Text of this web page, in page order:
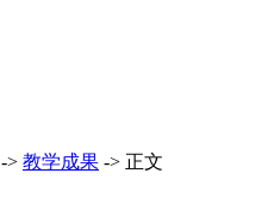
-> 教学成果 -> 正文